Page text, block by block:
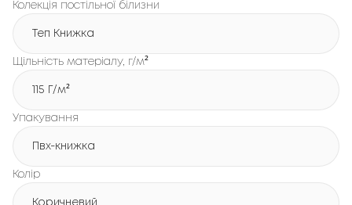
Колекція постільної білизни
Теп Книжка
Щільність матеріалу, г/м²
115 Г/м²
Упакування
Пвх-книжка
Колір
Коричневий